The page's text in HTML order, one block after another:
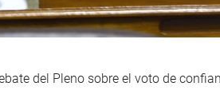
del Pleno sobre el voto de